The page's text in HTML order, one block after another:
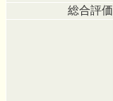
総合評価